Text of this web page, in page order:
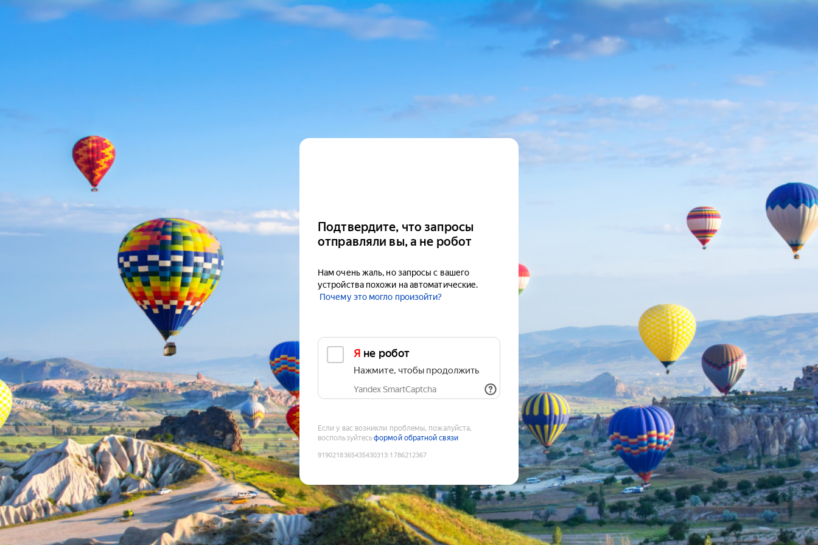
Подтвердите, что запросы
отправляли вы, а не робот
Нам очень жаль, но запросы с вашего
устройства похожи на автоматические.
Почему это могло произойти?
Я не робот
Нажмите, чтобы продолжить
Yandex SmartCaptcha
Если у вас возникли проблемы, пожалуйста,
воспользуйтесьформой обратной связи
9190218365435430313:1786212367